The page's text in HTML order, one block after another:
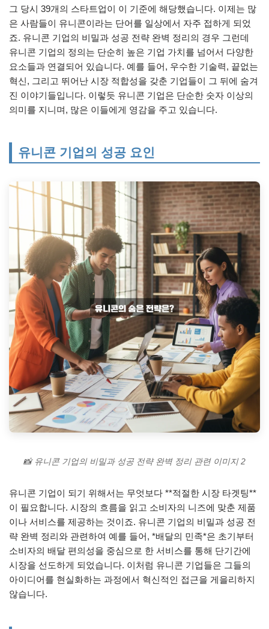
그 당시 39개의 스타트업이 이 기준에 해당했습니다. 이제는 많
은 사람들이 유니콘이라는 단어를 일상에서 자주 접하게 되었
죠. 유니콘 기업의 비밀과 성공 전략 완벽 정리의 경우 그런데
유니콘 기업의 정의는 단순히 높은 기업 가치를 넘어서 다양한
요소들과 연결되어 있습니다. 예를 들어, 우수한 기술력, 끝없는
혁신, 그리고 뛰어난 시장 적합성을 갖춘 기업들이 그 뒤에 숨겨
진 이야기들입니다. 이렇듯 유니콘 기업은 단순한 숫자 이상의
의미를 지니며, 많은 이들에게 영감을 주고 있습니다.
유니콘 기업의 성공 요인
📸 유니콘 기업의 비밀과 성공 전략 완벽 정리 관련 이미지 2
유니콘 기업이 되기 위해서는 무엇보다 **적절한 시장 타겟팅**
이 필요합니다. 시장의 흐름을 읽고 소비자의 니즈에 맞춘 제품
이나 서비스를 제공하는 것이죠. 유니콘 기업의 비밀과 성공 전
략 완벽 정리와 관련하여 예를 들어, *배달의 민족*은 초기부터
소비자의 배달 편의성을 중심으로 한 서비스를 통해 단기간에
시장을 선도하게 되었습니다. 이처럼 유니콘 기업들은 그들의
아이디어를 현실화하는 과정에서 혁신적인 접근을 게을리하지
않습니다.